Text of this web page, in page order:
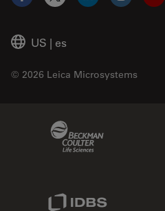
US | es
© 2026 Leica Microsystems